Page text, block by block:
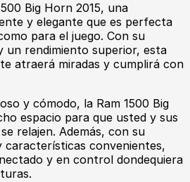
Big Horn 2015, una
y elegante que es perfecta
para el juego. Con su
un rendimiento superior, esta
atraerá miradas y cumplirá con
y cómodo, la Ram 1500 Big
espacio para que usted y sus
relajen. Además, con su
características convenientes,
y en control dondequiera